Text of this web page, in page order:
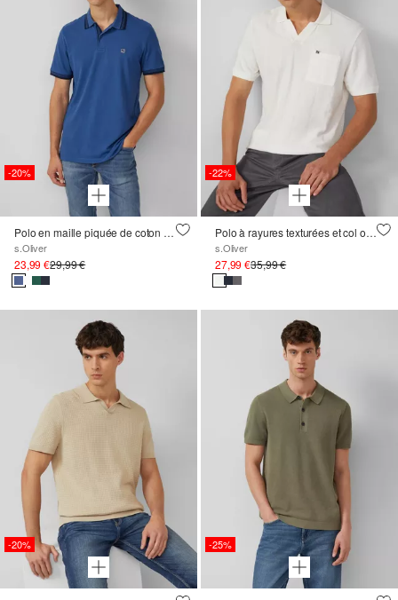
-20%
Polo en maille piquée de coton à détails contrastants
s.Oliver
23,99 €29,99 €
-22%
Polo à rayures texturées et col ouvert
s.Oliver
27,99 €35,99 €
-20% -25%